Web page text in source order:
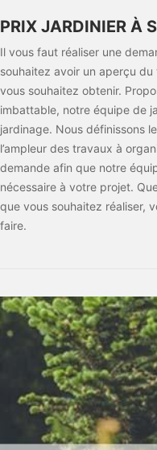
PRIX JARDINIER À
Il vous faut réaliser une
souhaitez avoir un aperçu
vous souhaitez obtenir.
imbattable, notre équipe de
jardinage. Nous définissons
l’ampleur des travaux à
demande afin que notre
nécessaire à votre projet.
que vous souhaitez réaliser,
faire.